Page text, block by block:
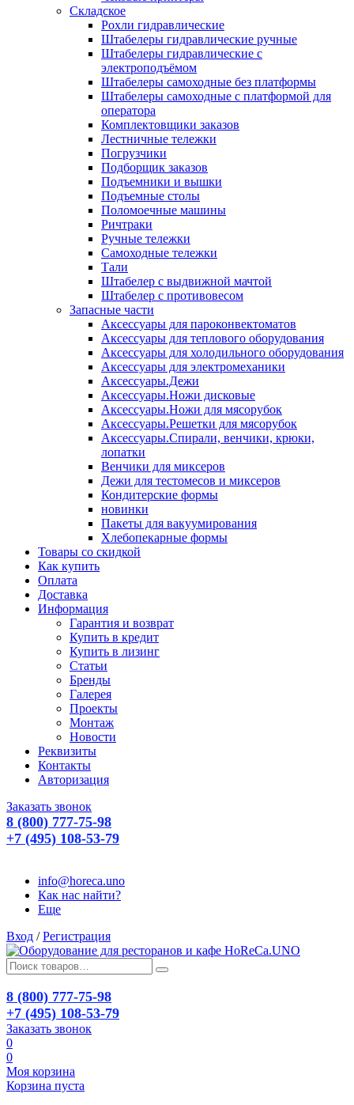
Складское
Рохли гидравлические
Штабелеры гидравлические ручные
Штабелеры гидравлические с
электроподъёмом
Штабелеры самоходные без платформы
Штабелеры самоходные с платформой для
оператора
Комплектовщики заказов
Лестничные тележки
Погрузчики
Подборщик заказов
Подъемники и вышки
Подъемные столы
Поломоечные машины
Ричтраки
Ручные тележки
Самоходные тележки
Тали
Штабелер с выдвижной мачтой
Штабелер с противовесом
Запасные части
Аксессуары для пароконвектоматов
Аксессуары для теплового оборудования
Аксессуары для холодильного оборудования
Аксессуары для электромеханики
Аксессуары.Дежи
Аксессуары.Ножи дисковые
Аксессуары.Ножи для мясорубок
Аксессуары.Решетки для мясорубок
Аксессуары.Спирали, венчики, крюки,
лопатки
Венчики для миксеров
Дежи для тестомесов и миксеров
Кондитерские формы
новинки
Пакеты для вакуумирования
Хлебопекарные формы
Товары со скидкой
Как купить
Оплата
Доставка
Информация
Гарантия и возврат
Купить в кредит
Купить в лизинг
Статьи
Бренды
Галерея
Проекты
Монтаж
Новости
Реквизиты
Контакты
Авторизация
Заказать звонок
8 (800) 777-75-98
+7 (495) 108-53-79
info@horeca.uno
Как нас найти?
Еще
Вход / Регистрация
8 (800) 777-75-98
+7 (495) 108-53-79
Заказать звонок
0
0
Моя корзина
Корзина пуста